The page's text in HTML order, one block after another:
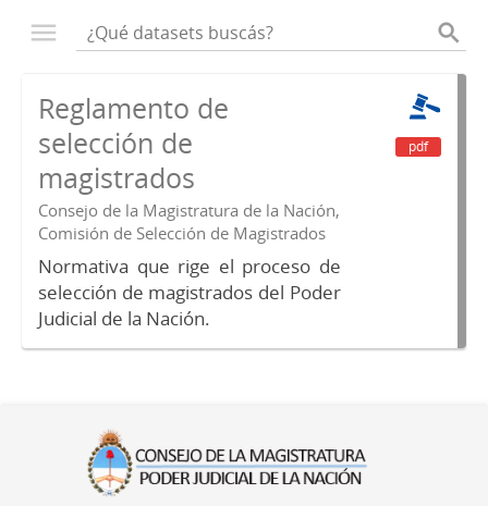
Reglamento de
selección de
magistrados
Consejo de la Magistratura de la Nación,
Comisión de Selección de Magistrados
Normativa que rige el proceso de
selección de magistrados del Poder
Judicial de la Nación.
pdf